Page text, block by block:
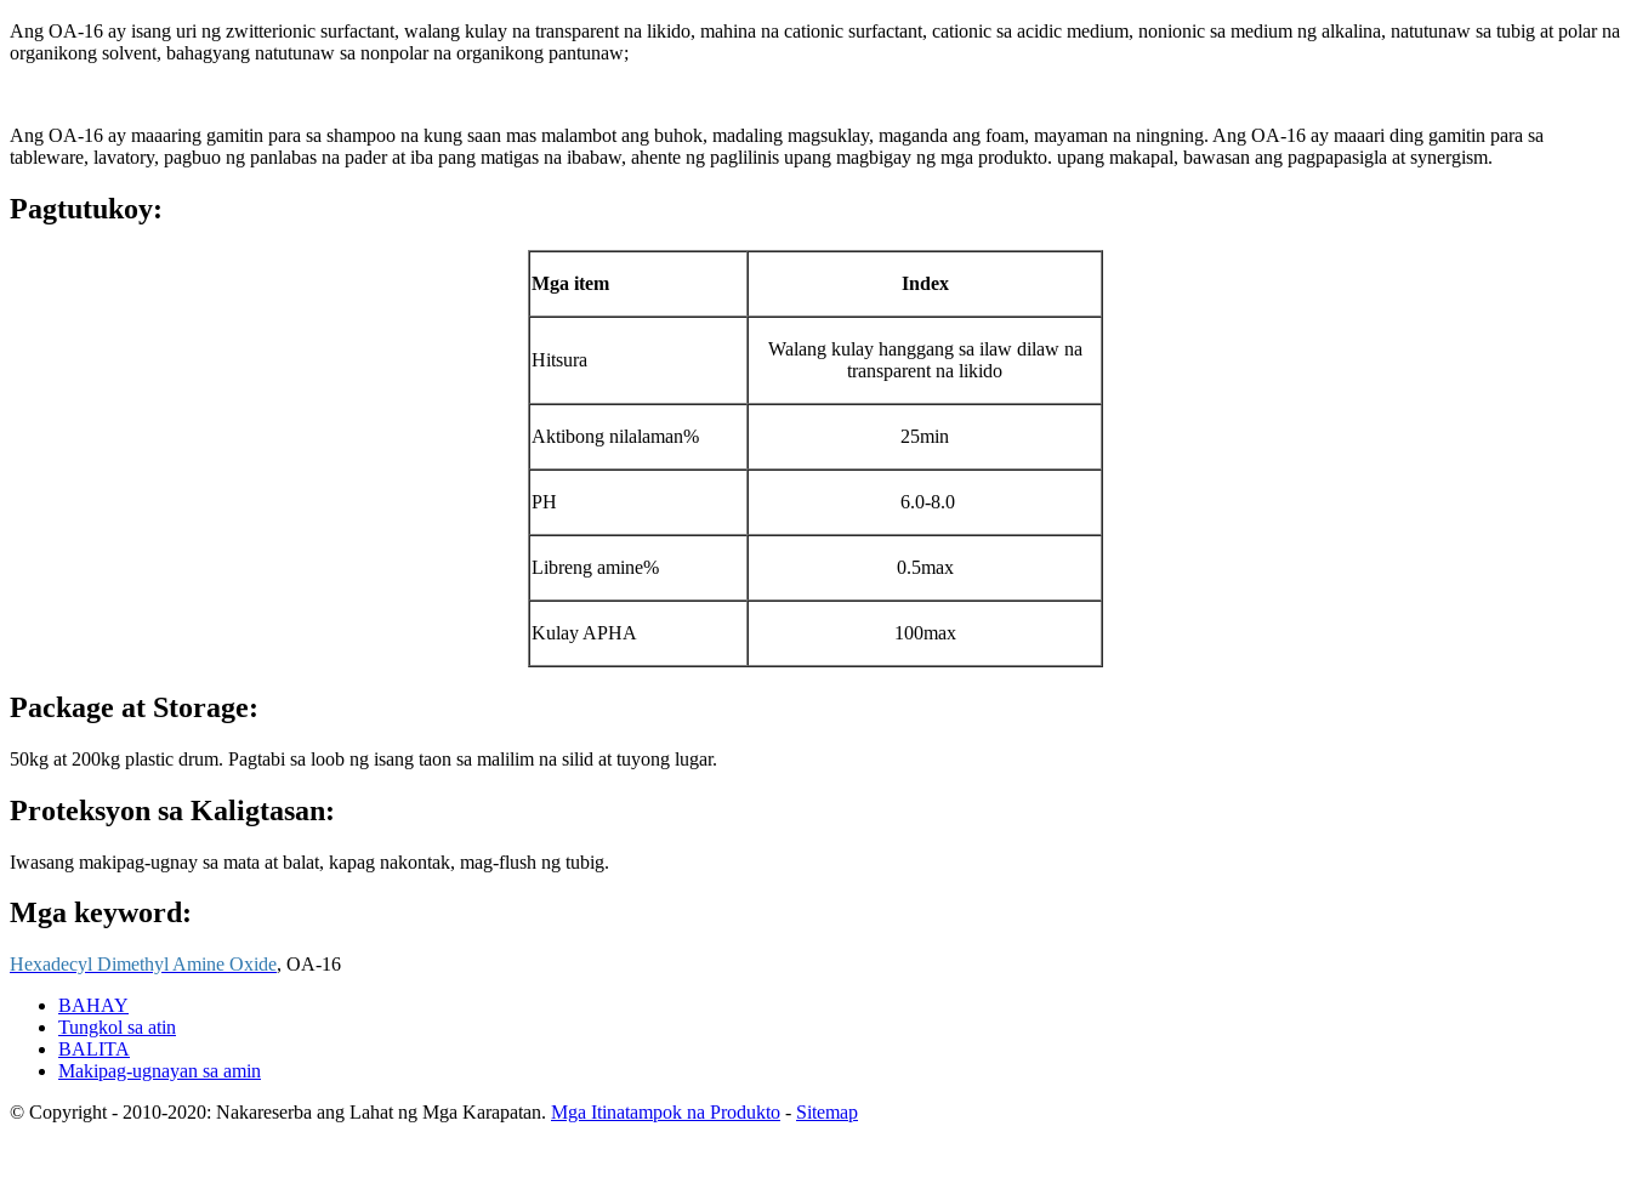
Ang OA-16 ay isang uri ng zwitterionic surfactant, walang kulay na transparent na likido, mahina na cationic surfactant, cationic sa acidic medium, nonionic sa medium ng alkalina, natutunaw sa tubig at polar na
organikong solvent, bahagyang natutunaw sa nonpolar na organikong pantunaw;
Ang OA-16 ay maaaring gamitin para sa shampoo na kung saan mas malambot ang buhok, madaling magsuklay, maganda ang foam, mayaman na ningning. Ang OA-16 ay maaari ding gamitin para sa
tableware, lavatory, pagbuo ng panlabas na pader at iba pang matigas na ibabaw, ahente ng paglilinis upang magbigay ng mga produkto. upang makapal, bawasan ang pagpapasigla at synergism.
Pagtutukoy:
Mga item Index
Hitsura
Walang kulay hanggang sa ilaw dilaw na
transparent na likido
Aktibong nilalaman% 25min
PH 6.0-8.0
Libreng amine% 0.5max
Kulay APHA 100max
Package at Storage:
50kg at 200kg plastic drum. Pagtabi sa loob ng isang taon sa malilim na silid at tuyong lugar.
Proteksyon sa Kaligtasan:
Iwasang makipag-ugnay sa mata at balat, kapag nakontak, mag-flush ng tubig.
Mga keyword:
Hexadecyl Dimethyl Amine Oxide, OA-16
BAHAY
Tungkol sa atin
BALITA
Makipag-ugnayan sa amin
© Copyright - 2010-2020: Nakareserba ang Lahat ng Mga Karapatan. Mga Itinatampok na Produkto - Sitemap